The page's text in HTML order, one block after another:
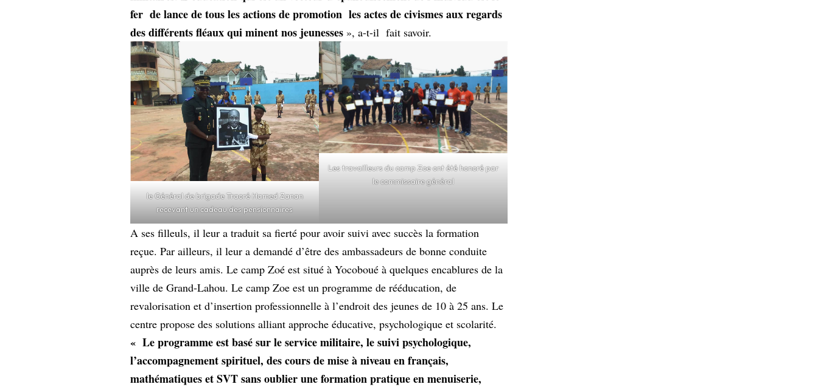
fer de lance de tous les actions de promotion les actes de civismes aux regards
des différents fléaux qui minent nos jeunesses », a-t-il fait savoir.
le Général de brigade Traoré Hamed Zanan
recevant un cadeau des pensionnaires
Les travailleurs du camp Zoe ont été honoré par
le commissaire général
A ses filleuls, il leur a traduit sa fierté pour avoir suivi avec succès la formation
reçue. Par ailleurs, il leur a demandé d’être des ambassadeurs de bonne conduite
auprès de leurs amis. Le camp Zoé est situé à Yocoboué à quelques encablures de la
ville de Grand-Lahou. Le camp Zoe est un programme de rééducation, de
revalorisation et d’insertion professionnelle à l’endroit des jeunes de 10 à 25 ans. Le
centre propose des solutions alliant approche éducative, psychologique et scolarité.
« Le programme est basé sur le service militaire, le suivi psychologique,
l’accompagnement spirituel, des cours de mise à niveau en français,
mathématiques et SVT sans oublier une formation pratique en menuiserie,